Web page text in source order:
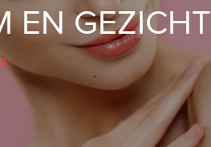
EN GEZICHT